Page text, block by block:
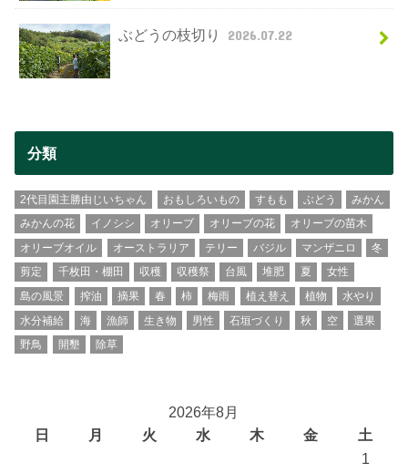
ぶどうの枝切り 2026.07.22
分類
2代目園主勝由じいちゃん おもしろいもの すもも ぶどう
みかん
みかんの花
イノシシ オリーブ オリーブの花
オリーブの苗木
オリーブオイル
オーストラリア テリー バジル マンザニロ
冬
剪定
千枚田・棚田 収穫 収穫祭 台風 堆肥 夏
女性
島の風景
搾油 摘果 春 柿 梅雨 植え替え 植物
水やり
水分補給
海 漁師 生き物 男性 石垣づくり 秋 空
選果
野鳥
開墾 除草
2026年8月
日
月 火 水 木 金 土
1